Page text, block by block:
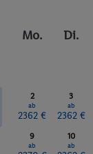
Mo. Di.
2
ab
2362 €
3
ab
2362 €
9
ab
10
ab